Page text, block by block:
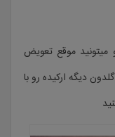
میتونید موقع تعویض
دیگه ارکیده رو با